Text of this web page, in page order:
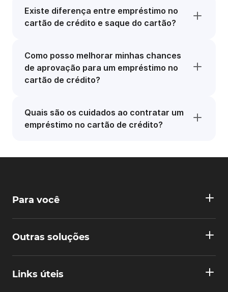
Existe diferença entre empréstimo no
cartão de crédito e saque do cartão?
Como posso melhorar minhas chances
de aprovação para um empréstimo no
cartão de crédito?
Quais são os cuidados ao contratar um
empréstimo no cartão de crédito?
Para você
Outras soluções
Links úteis